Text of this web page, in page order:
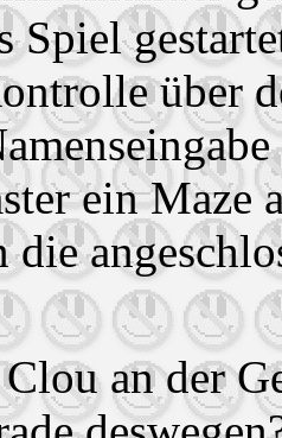
Spiel
über
ein Maze
die
an der